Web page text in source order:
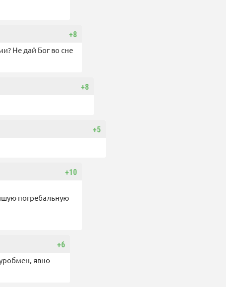
+8
Не дай Бог во сне
+8
+5
+10
погребальную
+6
явно